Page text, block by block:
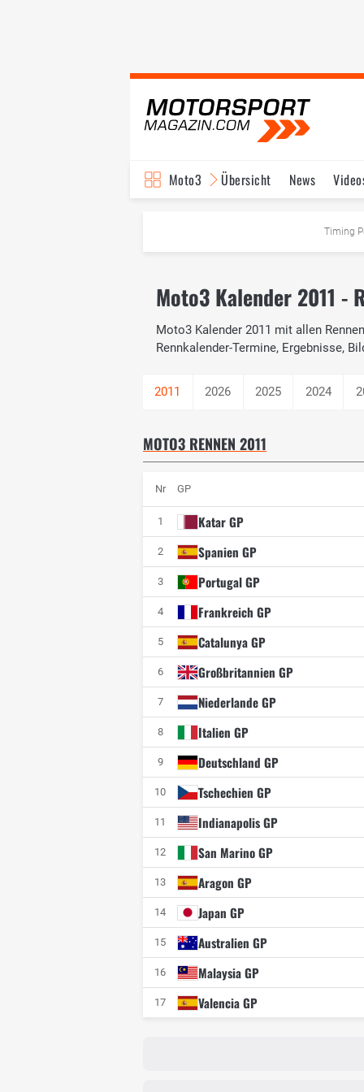
Moto3 Übersicht News
Timing
Moto3 Kalender 2011 -
Moto3 Kalender 2011 mit allen
Rennkalender-Termine, Ergebnisse,
2026 2025 2024
MOTO3 RENNEN 2011
Nr GP
1 Katar GP
2 Spanien GP
3 Portugal GP
4 Frankreich GP
5 Catalunya GP
6 Großbritannien GP
7 Niederlande GP
8 Italien GP
9 Deutschland GP
10 Tschechien GP
11 Indianapolis GP
12 San Marino GP
13 Aragon GP
14 Japan GP
15 Australien GP
16 Malaysia GP
17 Valencia GP